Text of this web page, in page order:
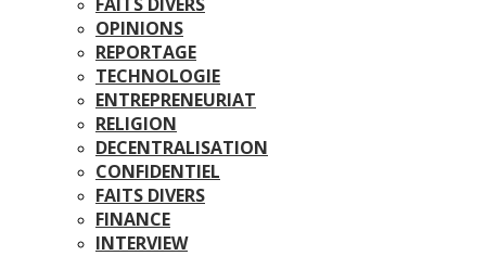
OPINIONS
REPORTAGE
TECHNOLOGIE
ENTREPRENEURIAT
RELIGION
DECENTRALISATION
CONFIDENTIEL
FAITS DIVERS
FINANCE
INTERVIEW